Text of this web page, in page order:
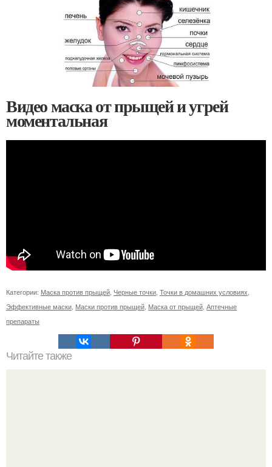
Видео маска от прыщей и угрей
моментальная
Категории: Маска против прыщей Черные точки Точки в домашних условиях
Эффективные маски Маски против прыщей Маска от прыщей Аптечные
препараты
Читайте также